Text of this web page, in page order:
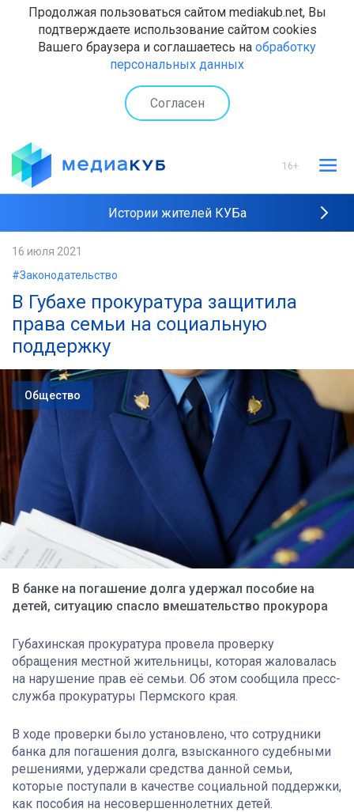
Продолжая пользоваться сайтом mediakub.net, Вы
подтверждаете использование сайтом cookies
Вашего браузера и соглашаетесь на обработку
персональных данных
Согласен
16+
Истории жителей КУБа
16 июля 2021
#Законодательство
В Губахе прокуратура защитила
права семьи на социальную
поддержку
Общество
В банке на погашение долга удержал пособие на
детей, ситуацию спасло вмешательство прокурора
Губахинская прокуратура провела проверку
обращения местной жительницы, которая жаловалась
на нарушение прав её семьи. Об этом сообщила пресс-
служба прокуратуры Пермского края.
В ходе проверки было установлено, что сотрудники
банка для погашения долга, взысканного судебными
решениями, удержали средства данной семьи,
которые поступали в качестве социальной поддержки,
как пособия на несовершеннолетних детей.